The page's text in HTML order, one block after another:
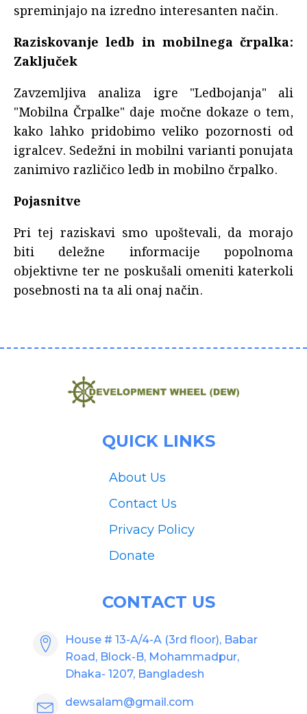
spreminjajo na izredno interesanten način.
Raziskovanje ledb in mobilnega črpalka:
Zaključek
Zavzemljiva analiza igre "Ledbojanja" ali
"Mobilna Črpalke" daje močne dokaze o tem,
kako lahko pridobimo veliko pozornosti od
igralcev. Sedežni in mobilni varianti ponujata
zanimivo različico ledb in mobilno črpalko.
Pojasnitve
Pri tej raziskavi smo upoštevali, da morajo
biti deležne informacije popolnoma
objektivne ter ne poskušali omeniti katerkoli
posebnosti na ta ali onaj način.
QUICK LINKS
About Us
Contact Us
Privacy Policy
Donate
CONTACT US
House # 13-A/4-A (3rd floor), Babar
Road, Block-B, Mohammadpur,
Dhaka- 1207, Bangladesh
dewsalam@gmail.com